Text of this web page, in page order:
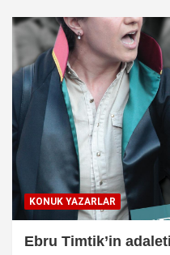
KONUK YAZARLAR
Ebru Timtik’in